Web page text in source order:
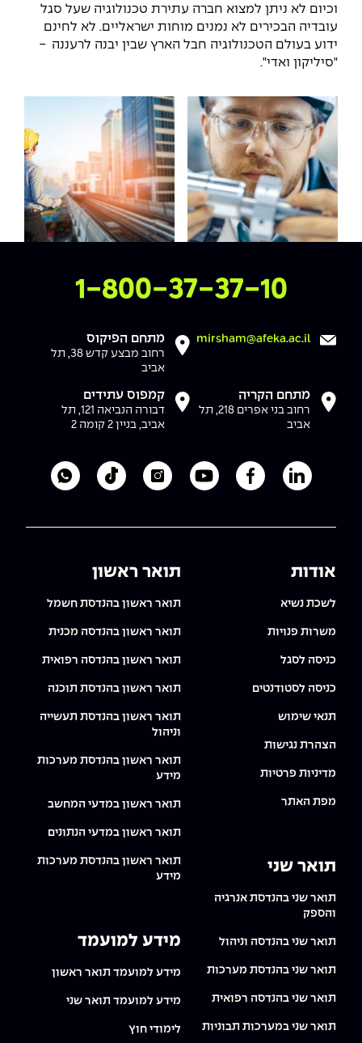
וכיום לא ניתן למצוא חברה עתירת טכנולוגיה שעל סגל
עובדיה הבכירים לא נמנים מוחות ישראליים. לא לחינם
ידוע בעולם הטכנולוגיה חבל הארץ שבין יבנה לרעננה -
"סיליקון ואדי".
צרו איתנו קשר
1-800-37-37-10
mirsham@afeka.ac.il מתחם הפיקוס
רחוב מבצע קדש 38, תל
אביב
מתחם הקריה
רחוב בני אפרים 218, תל
אביב
קמפוס עתידים
דבורה הנביאה 121, תל
אביב, בניין 2 קומה 2
לעמוד הלינקדאין של מכללת אפקה
לעמוד הפייסבוק של מכללת אפקה
לעמוד היוטיוב של מכללת אפקה
לעמוד האינסטגרם של
לעמוד הטיקטוק
אודות
לשכת נשיא
משרות פנויות
כניסה לסגל
כניסה לסטודנטים
תנאי שימוש
הצהרת נגישות
מדיניות פרטיות
מפת האתר
תואר שני
תואר שני בהנדסת אנרגיה
והספק
תואר שני בהנדסה וניהול
תואר שני בהנדסת מערכות
תואר שני בהנדסה רפואית
תואר שני במערכות תבוניות
תואר ראשון
תואר ראשון בהנדסת חשמל
תואר ראשון בהנדסה מכנית
תואר ראשון בהנדסה רפואית
תואר ראשון בהנדסת תוכנה
תואר ראשון בהנדסת תעשייה
וניהול
תואר ראשון בהנדסת מערכות
מידע
תואר ראשון במדעי המחשב
תואר ראשון במדעי הנתונים
תואר ראשון בהנדסת מערכות
מידע
מידע למועמד
מידע למועמד תואר ראשון
מידע למועמד תואר שני
לימודי חוץ